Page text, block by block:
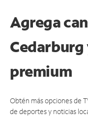
Agrega
Cedarburg
premium
Obtén más opciones de
de deportes y noticias